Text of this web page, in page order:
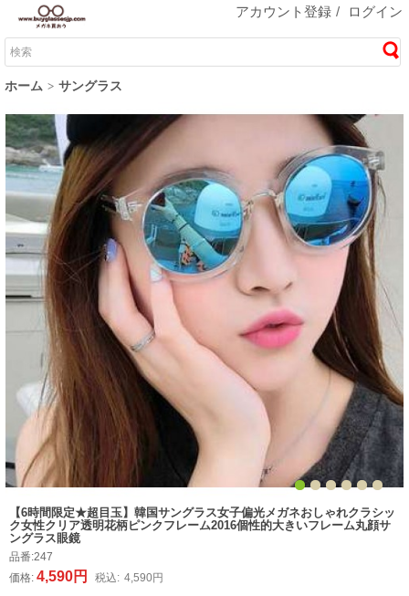
アカウント登録 / ログイン
ホーム サングラス
【6時間限定★超目玉】韓国サングラス女子偏光メガネおしゃれクラシッ
ク女性クリア透明花柄ピンクフレーム2016個性的大きいフレーム丸顔サ
ングラス眼鏡
品番:247
価格: 4,590円 税込: 4,590円